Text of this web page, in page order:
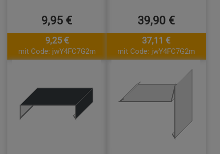
9,95 €
9,25 €
mit Code: jwY4FC7G2m
39,90 €
37,11 €
mit Code: jwY4FC7G2m